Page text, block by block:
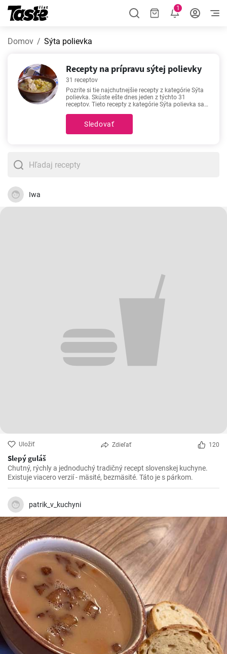
1
Domov Sýta polievka
Recepty na prípravu sýtej polievky
31 receptov
Pozrite si tie najchutnejšie recepty z kategórie Sýta
polievka. Skúste ešte dnes jeden z týchto 31
receptov. Tieto recepty z kategórie Sýta polievka sa
dozviete aj približný čas prípravy a počet porcií. Ak
sa povie dobrý recept, potom nám ako prvé
Sledovať
Iwa
Uložiť Zdieľať 120
Slepý guláš
Chutný, rýchly a jednoduchý tradičný recept slovenskej kuchyne.
Existuje viacero verzií - mäsité, bezmäsité. Táto je s párkom.
patrik_v_kuchyni